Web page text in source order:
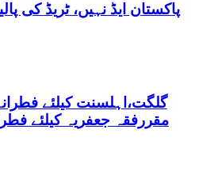
پاکستان ایڈ نہیں، ٹریڈ کی
مقررفقہ جعفریہ کیلئے فطرانہ 100روپے